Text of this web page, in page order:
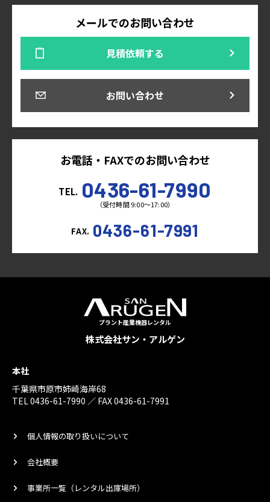
メールでのお問い合わせ
見積依頼する
お問い合わせ
お電話・FAXでのお問い合わせ
TEL. 0436-61-7990
（受付時間 9:00～17:00）
FAX. 0436-61-7991
プラント産業機器レンタル
株式会社サン・アルゲン
本社
千葉県市原市姉崎海岸68
TEL 0436-61-7990 ／ FAX 0436-61-7991
個人情報の取り扱いについて
会社概要
事業所一覧（レンタル出庫場所）